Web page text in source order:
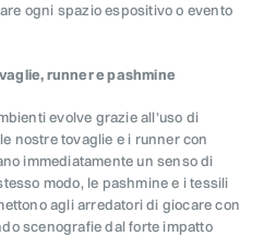
ogni spazio espositivo o evento
runner e pashmine
evolve grazie all’uso di
nostre tovaglie e i runner con
immediatamente un senso di
modo, le pashmine e i tessili
agli arredatori di giocare con
scenografie dal forte impatto